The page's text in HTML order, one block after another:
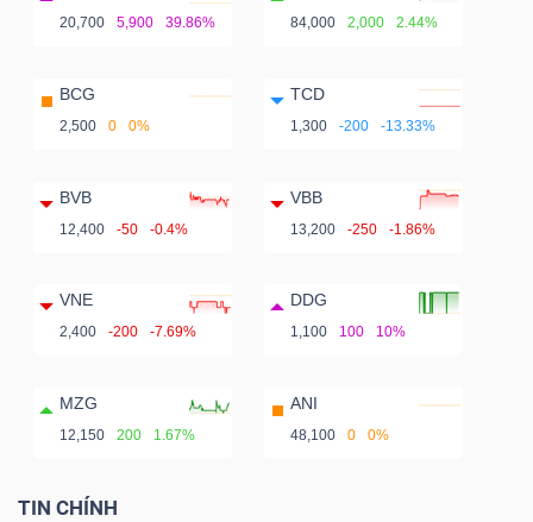
20,700 5,900 39.86% 84,000 2,000 2.44%
BCG
2,500 0 0%
TCD
1,300 -200 -13.33%
BVB
12,400 -50 -0.4%
VBB
13,200 -250 -1.86%
VNE
2,400 -200 -7.69%
DDG
1,100 100 10%
MZG
12,150 200 1.67%
ANI
48,100 0 0%
TIN CHÍNH